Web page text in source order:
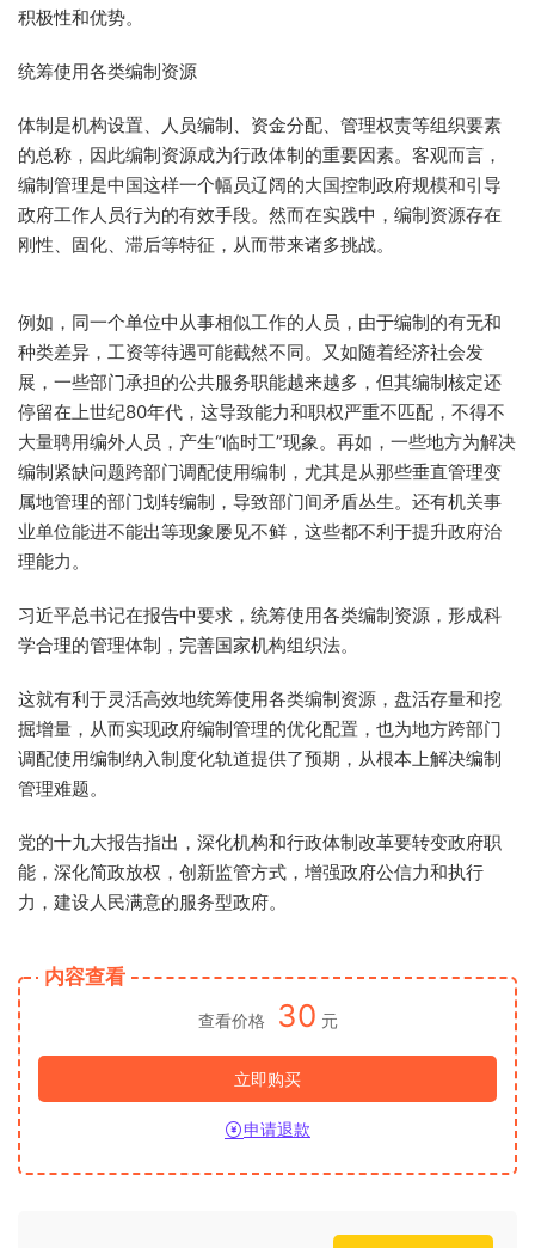
积极性和优势。
统筹使用各类编制资源
体制是机构设置、人员编制、资金分配、管理权责等组织要素
的总称，因此编制资源成为行政体制的重要因素。客观而言，
编制管理是中国这样一个幅员辽阔的大国控制政府规模和引导
政府工作人员行为的有效手段。然而在实践中，编制资源存在
刚性、固化、滞后等特征，从而带来诸多挑战。
例如，同一个单位中从事相似工作的人员，由于编制的有无和
种类差异，工资等待遇可能截然不同。又如随着经济社会发
展，一些部门承担的公共服务职能越来越多，但其编制核定还
停留在上世纪80年代，这导致能力和职权严重不匹配，不得不
大量聘用编外人员，产生“临时工”现象。再如，一些地方为解决
编制紧缺问题跨部门调配使用编制，尤其是从那些垂直管理变
属地管理的部门划转编制，导致部门间矛盾丛生。还有机关事
业单位能进不能出等现象屡见不鲜，这些都不利于提升政府治
理能力。
习近平总书记在报告中要求，统筹使用各类编制资源，形成科
学合理的管理体制，完善国家机构组织法。
这就有利于灵活高效地统筹使用各类编制资源，盘活存量和挖
掘增量，从而实现政府编制管理的优化配置，也为地方跨部门
调配使用编制纳入制度化轨道提供了预期，从根本上解决编制
管理难题。
党的十九大报告指出，深化机构和行政体制改革要转变政府职
能，深化简政放权，创新监管方式，增强政府公信力和执行
力，建设人民满意的服务型政府。
内容查看
查看价格 30 元
立即购买
申请退款